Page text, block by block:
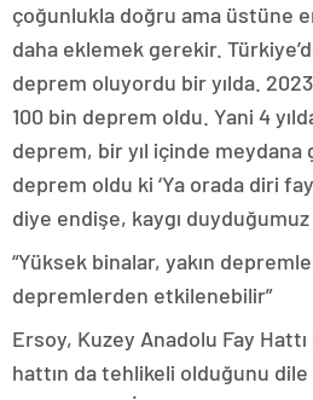
çoğunlukla doğru ama üstüne
daha eklemek gerekir.
deprem oluyordu bir yılda.
100 bin deprem oldu. Yani 4
deprem, bir yıl içinde meydana
deprem oldu ki ‘Ya orada diri
diye endişe, kaygı
“Yüksek binalar, yakın
depremlerden etkilenebilir”
Ersoy, Kuzey Anadolu Fay
hattın da tehlikeli olduğunu